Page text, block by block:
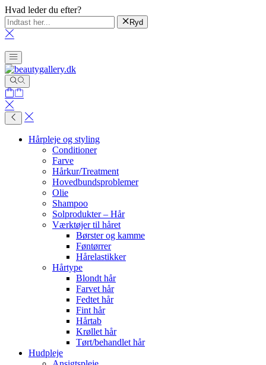
Hvad leder du efter?
Ryd
Hårpleje og styling
Conditioner
Farve
Hårkur/Treatment
Hovedbundsproblemer
Olie
Shampoo
Solprodukter – Hår
Værktøjer til håret
Børster og kamme
Føntørrer
Hårelastikker
Hårtype
Blondt hår
Farvet hår
Fedtet hår
Fint hår
Hårtab
Krøllet hår
Tørt/behandlet hår
Hudpleje